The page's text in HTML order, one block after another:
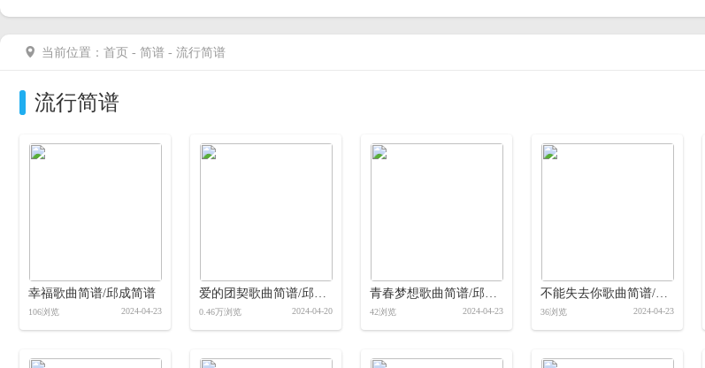
当前位置： 首页 - 简谱 - 流行简谱
流行简谱
幸福歌曲简谱/邱成简谱
106浏览 2024-04-23
爱的团契歌曲简谱/邱成简谱
0.46万浏览 2024-04-20
青春梦想歌曲简谱/邱成简谱
42浏览 2024-04-23
不能失去你歌曲简谱/邱成简谱
36浏览 2024-04-23